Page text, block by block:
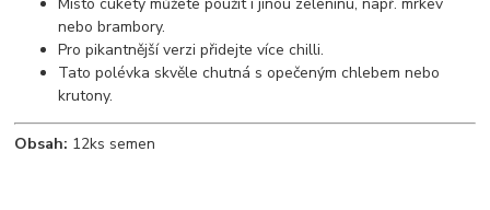
nebo brambory.
Pro pikantnější verzi přidejte více chilli.
Tato polévka skvěle chutná s opečeným chlebem nebo
krutony.
Obsah: 12ks semen